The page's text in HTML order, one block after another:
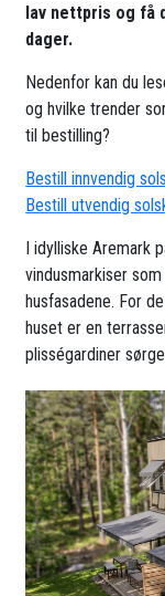
lav nettpris og få
dager.
Nedenfor kan du
og hvilke trender
til bestilling?
Bestill innvendig
Bestill utvendig
I idylliske Aremark
vindusmarkiser
husfasadene. For
huset er en
plisségardiner